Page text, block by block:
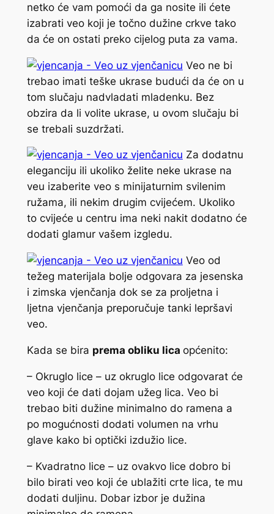
netko će vam pomoći da ga nosite ili ćete
izabrati veo koji je točno dužine crkve tako
da će on ostati preko cijelog puta za vama.
Veo ne bi
trebao imati teške ukrase budući da će on u
tom slučaju nadvladati mladenku. Bez
obzira da li volite ukrase, u ovom slučaju bi
se trebali suzdržati.
Za dodatnu
eleganciju ili ukoliko želite neke ukrase na
veu izaberite veo s minijaturnim svilenim
ružama, ili nekim drugim cvijećem. Ukoliko
to cvijeće u centru ima neki nakit dodatno će
dodati glamur vašem izgledu.
Veo od
težeg materijala bolje odgovara za jesenska
i zimska vjenčanja dok se za proljetna i
ljetna vjenčanja preporučuje tanki lepršavi
veo.
Kada se bira prema obliku lica općenito:
– Okruglo lice – uz okruglo lice odgovarat će
veo koji će dati dojam užeg lica. Veo bi
trebao biti dužine minimalno do ramena a
po mogućnosti dodati volumen na vrhu
glave kako bi optički izdužio lice.
– Kvadratno lice – uz ovakvo lice dobro bi
bilo birati veo koji će ublažiti crte lica, te mu
dodati duljinu. Dobar izbor je dužina